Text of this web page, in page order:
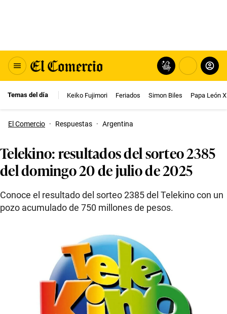
Temas del día Keiko Fujimori Feriados Simon Biles Papa León
El Comercio · Respuestas · Argentina
Telekino: resultados del sorteo 2385
del domingo 20 de julio de 2025
Conoce el resultado del sorteo 2385 del Telekino con un
pozo acumulado de 750 millones de pesos.